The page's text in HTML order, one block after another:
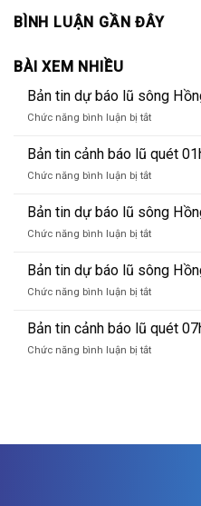
BÌNH LUẬN GẦN ĐÂY
BÀI XEM NHIỀU
Bản tin dự báo lũ sông
Chức năng bình luận bị tắtở
tin
dự
báo
sông
Bản tin cảnh báo lũ quét
Chức năng bình luận bị tắtở
tin
cảnh
báo
quét
01h
09/08/2026
Bản tin dự báo lũ sông
Chức năng bình luận bị tắtở
tin
báo
sông
Bản tin dự báo lũ sông
Chức năng bình luận bị tắtở
tin
dự
báo
Bản tin cảnh báo lũ quét
Chức năng bình luận bị tắtở
quét